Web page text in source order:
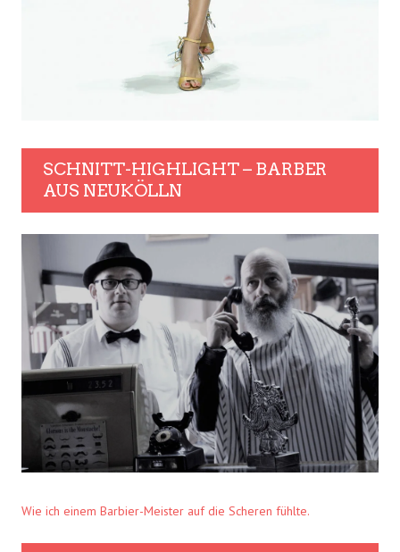
SCHNITT-HIGHLIGHT – BARBER
AUS NEUKÖLLN
Wie ich einem Barbier-Meister auf die Scheren fühlte.